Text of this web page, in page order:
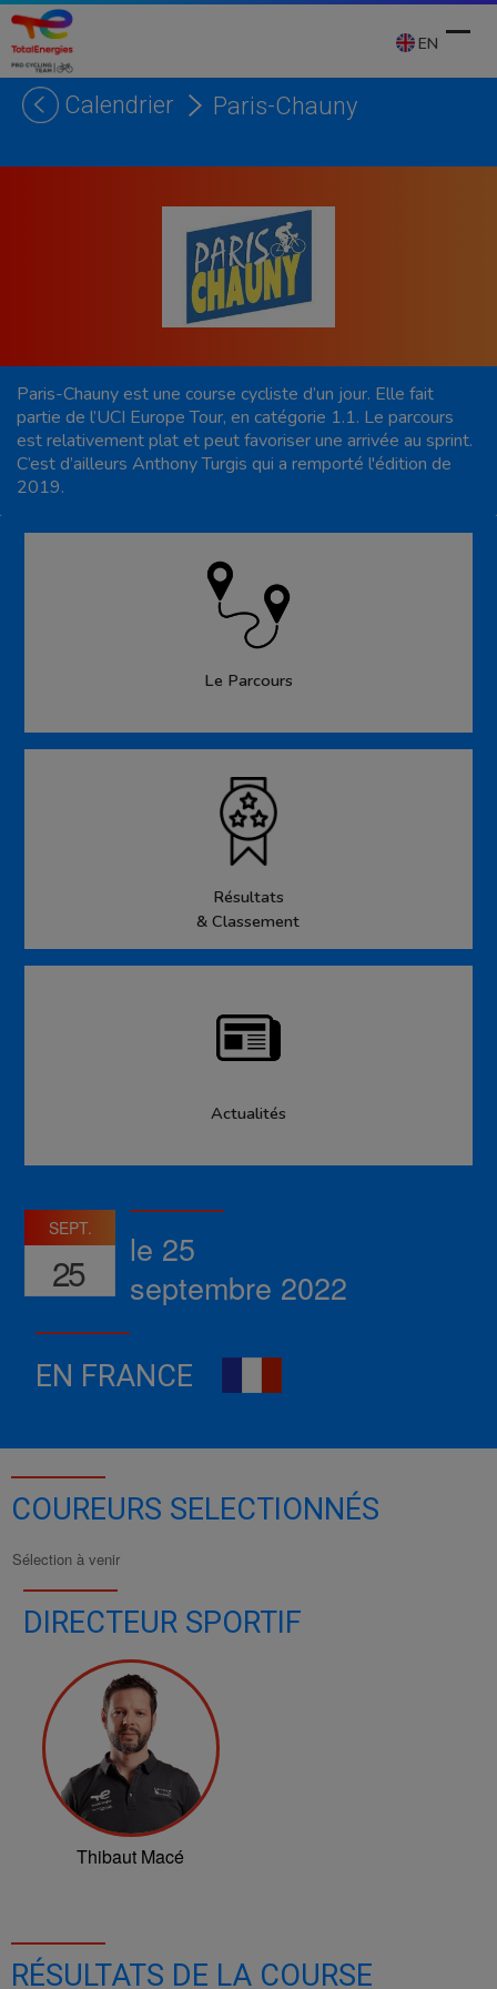
Skip
content
EN
Calendrier Paris-Chauny
Paris-Chauny est une course cycliste d’un jour. Elle fait
partie de l’UCI Europe Tour, en catégorie 1.1. Le parcours
est relativement plat et peut favoriser une arrivée au sprint.
C’est d’ailleurs Anthony Turgis qui a remporté l'édition de
2019.
Le Parcours
Résultats
& Classement
Actualités
SEPT.
25
le 25
septembre 2022
EN FRANCE
COUREURS SELECTIONNÉS
Sélection à venir
DIRECTEUR SPORTIF
Thibaut Macé
RÉSULTATS DE LA COURSE